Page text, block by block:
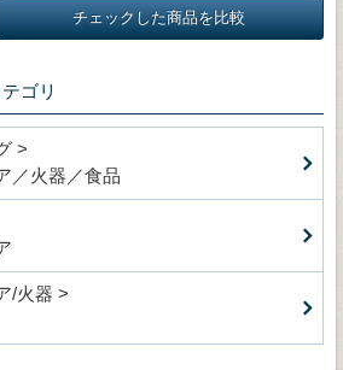
チェックした商品を比較
ゴリ
>
／火器／食品
/火器 >